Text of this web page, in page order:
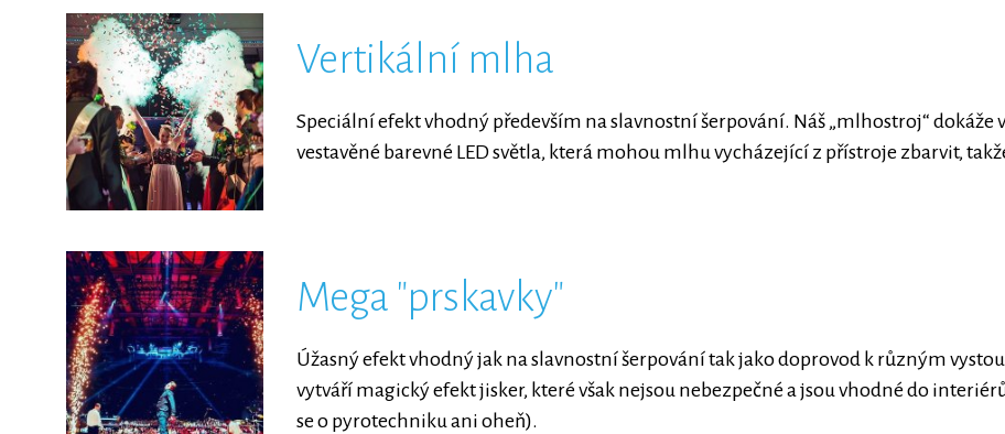
Vertikální mlha
Speciální efekt vhodný především na slavnostní šerpování. Náš „mlhostroj“
vestavěné barevné LED světla, která mohou mlhu vycházející z přístroje zbarvit,
Mega "prskavky"
Úžasný efekt vhodný jak na slavnostní šerpování tak jako doprovod k různým
vytváří magický efekt jisker, které však nejsou nebezpečné a jsou vhodné do
se o pyrotechniku ani oheň).